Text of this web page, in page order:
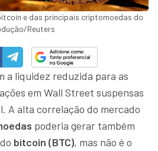
e das principais criptomoedas do
Reuters
a liquidez reduzida para as
em Wall Street suspensas
A alta correlação do mercado
poderia gerar também
bitcoin (BTC), mas não é o